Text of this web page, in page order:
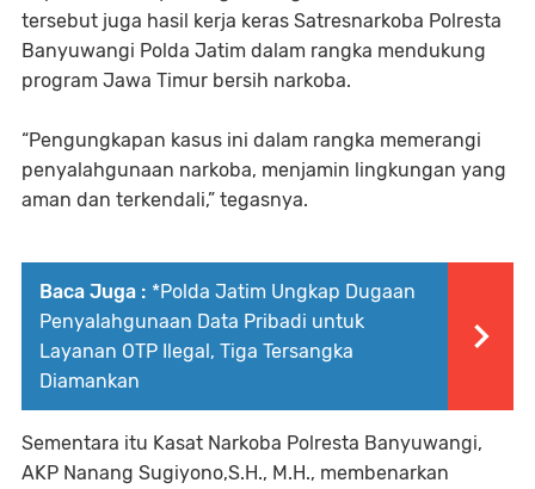
tersebut juga hasil kerja keras Satresnarkoba Polresta
Banyuwangi Polda Jatim dalam rangka mendukung
program Jawa Timur bersih narkoba.
“Pengungkapan kasus ini dalam rangka memerangi
penyalahgunaan narkoba, menjamin lingkungan yang
aman dan terkendali,” tegasnya.
Baca Juga : *Polda Jatim Ungkap Dugaan
Penyalahgunaan Data Pribadi untuk
Layanan OTP Ilegal, Tiga Tersangka
Diamankan
Sementara itu Kasat Narkoba Polresta Banyuwangi,
AKP Nanang Sugiyono,S.H., M.H., membenarkan